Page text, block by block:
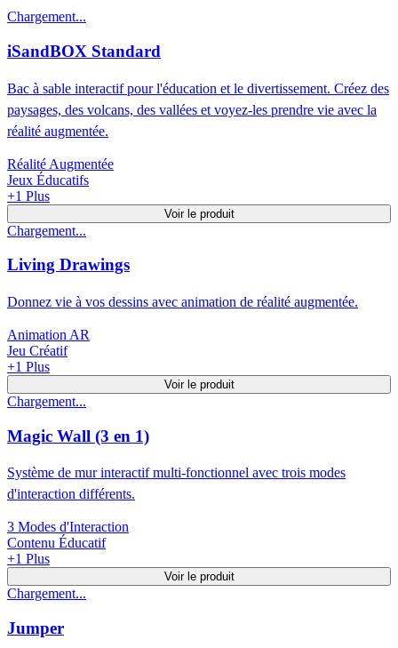
Chargement...
iSandBOX Standard
Bac à sable interactif pour l'éducation et le divertissement. Créez des
paysages, des volcans, des vallées et voyez-les prendre vie avec la
réalité augmentée.
Réalité Augmentée
Jeux Éducatifs
+1 Plus
Voir le produit
Chargement...
Living Drawings
Donnez vie à vos dessins avec animation de réalité augmentée.
Animation AR
Jeu Créatif
+1 Plus
Voir le produit
Chargement...
Magic Wall (3 en 1)
Système de mur interactif multi-fonctionnel avec trois modes
d'interaction différents.
3 Modes d'Interaction
Contenu Éducatif
+1 Plus
Voir le produit
Chargement...
Jumper